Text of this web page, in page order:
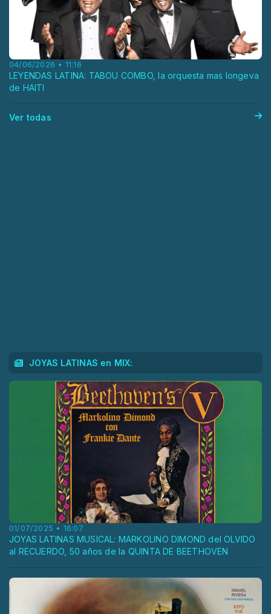
04/06/2026 • 11:16
LEYENDAS LATINA: TABOU COMBO, la orquesta mas longeva
de HAITI
Ver todas
JOYAS LATINAS en MIX:
01/07/2025 • 16:07
JOYAS LATINAS MUSICAL: MARKOLINO DIMOND del OLVIDO
al RECUERDO, 50 años de la QUINTA DE BEETHOVEN